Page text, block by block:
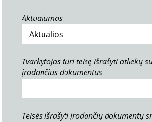
Aktualumas
Tvarkytojas turi teisę išrašyti atliekų
įrodančius dokumentus
Teisės išrašyti įrodančių dokumentų